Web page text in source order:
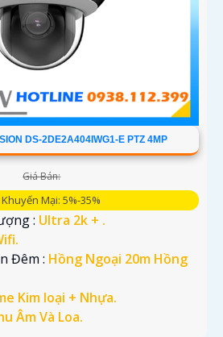
DS-2DE2A404IWG1-E PTZ 4MP
Giá Bán:
Mại: 5%-35%
: Ultra 2k + .
Đêm : Hồng Ngoại 20m Hồng
Kim loại + Nhựa.
Âm Và Loa.